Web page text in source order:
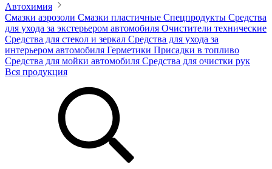
Автохимия
Смазки аэрозоли Смазки пластичные Спецпродукты Средства
для ухода за экстерьером автомобиля Очистители технические
Средства для стекол и зеркал Средства для ухода за
интерьером автомобиля Герметики Присадки в топливо
Средства для мойки автомобиля Средства для очистки рук
Вся продукция